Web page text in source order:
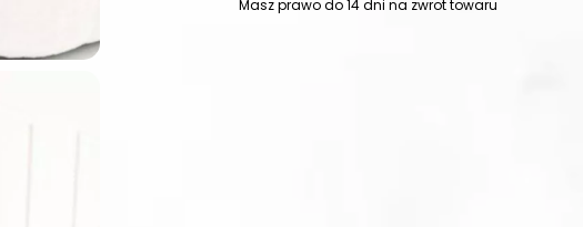
Masz prawo do 14 dni na zwrot towaru